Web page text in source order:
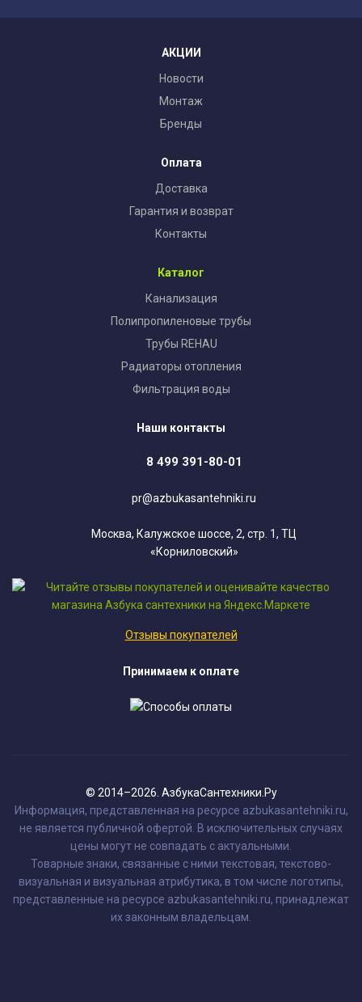
АКЦИИ
Новости
Монтаж
Бренды
Оплата
Доставка
Гарантия и возврат
Контакты
Каталог
Канализация
Полипропиленовые трубы
Трубы REHAU
Радиаторы отопления
Фильтрация воды
Наши контакты
8 499 391-80-01
pr@azbukasantehniki.ru
Москва, Калужское шоссе, 2, стр. 1, ТЦ
«Корниловский»
Отзывы покупателей
Принимаем к оплате
© 2014–2026. АзбукаСантехники.Ру
Информация, представленная на ресурсе azbukasantehniki.ru,
не является публичной офертой. В исключительных случаях
цены могут не совпадать с актуальными.
Товарные знаки, связанные с ними текстовая, текстово-
визуальная и визуальная атрибутика, в том числе логотипы,
представленные на ресурсе azbukasantehniki.ru, принадлежат
их законным владельцам.